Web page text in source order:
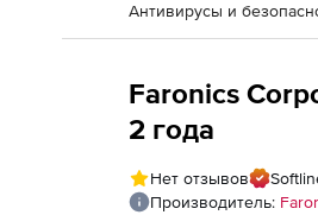
Антивирусы и
Faronics
2 года
Нет отзывов
Производитель: